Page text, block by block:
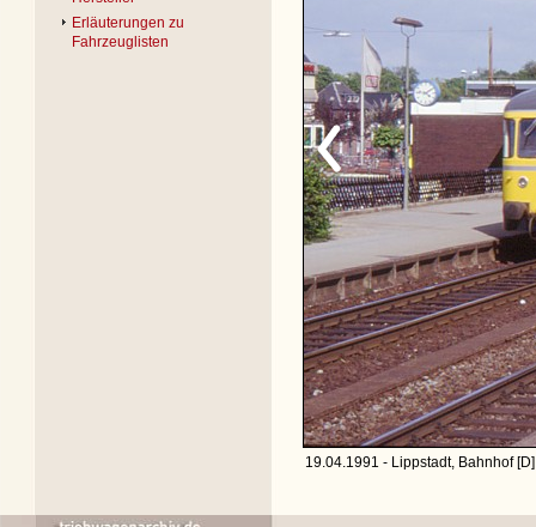
Erläuterungen zu
Fahrzeuglisten
19.04.1991 - Lippstadt, Bahnhof [D]